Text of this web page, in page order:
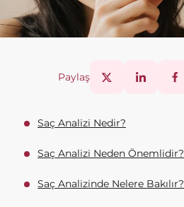
Paylaş
Saç Analizi Nedir?
Saç Analizi Neden Önemlidir?
Saç Analizinde Nelere Bakılır?